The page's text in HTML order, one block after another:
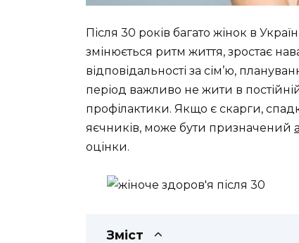
Після 30 років багато жінок в
змінюється ритм життя, зростає
відповідальності за сім’ю,
період важливо не жити в
профілактики. Якщо є скарги,
яєчників, може бути призначений
оцінки.
Зміст